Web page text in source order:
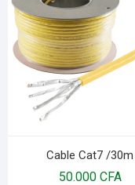
Cable Cat7 /30m
50.000 CFA